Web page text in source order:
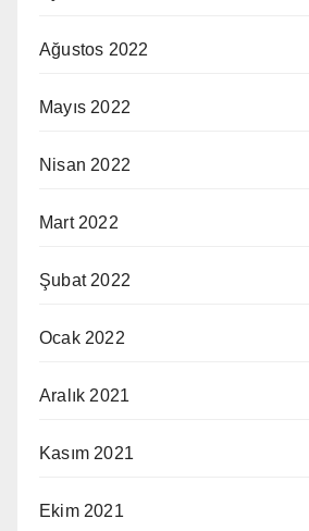
Ağustos 2022
Mayıs 2022
Nisan 2022
Mart 2022
Şubat 2022
Ocak 2022
Aralık 2021
Kasım 2021
Ekim 2021